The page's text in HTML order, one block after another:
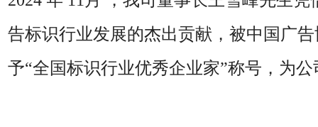
告标识行业发展的杰出贡献，被中国广
予“全国标识行业优秀企业家”称号，为